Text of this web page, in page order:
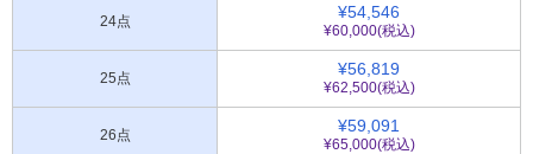
24点 ¥54,546
¥60,000(税込)
25点 ¥56,819
¥62,500(税込)
26点 ¥59,091
¥65,000(税込)